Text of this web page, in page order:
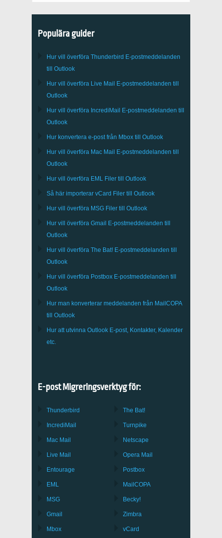
Populära guider
Hur vill överföra Thunderbird E-postmeddelanden
till Outlook
Hur vill överföra Live Mail E-postmeddelanden till
Outlook
Hur vill överföra IncrediMail E-postmeddelanden till
Outlook
Hur konvertera e-post från Mbox till Outlook
Hur vill överföra Mac Mail E-postmeddelanden till
Outlook
Hur vill överföra EML Filer till Outlook
Så här importerar vCard Filer till Outlook
Hur vill överföra MSG Filer till Outlook
Hur vill överföra Gmail E-postmeddelanden till
Outlook
Hur vill överföra The Bat! E-postmeddelanden till
Outlook
Hur vill överföra Postbox E-postmeddelanden till
Outlook
Hur man konverterar meddelanden från MailCOPA
till Outlook
Hur att utvinna Outlook E-post, Kontakter, Kalender
etc.
E-post Migreringsverktyg för:
Thunderbird
IncrediMail
Mac Mail
Live Mail
Entourage
EML
MSG
Gmail
Mbox
The Bat!
Turnpike
Netscape
Opera Mail
Postbox
MailCOPA
Becky!
Zimbra
vCard